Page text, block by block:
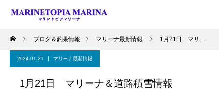
ブログ＆釣果情報 マリーナ最新情報 1月21日 マリーナ＆道路積雪情報 【揚降中止】
2024.01.21 マリーナ最新情報
1月21日 マリーナ＆道路積雪情報